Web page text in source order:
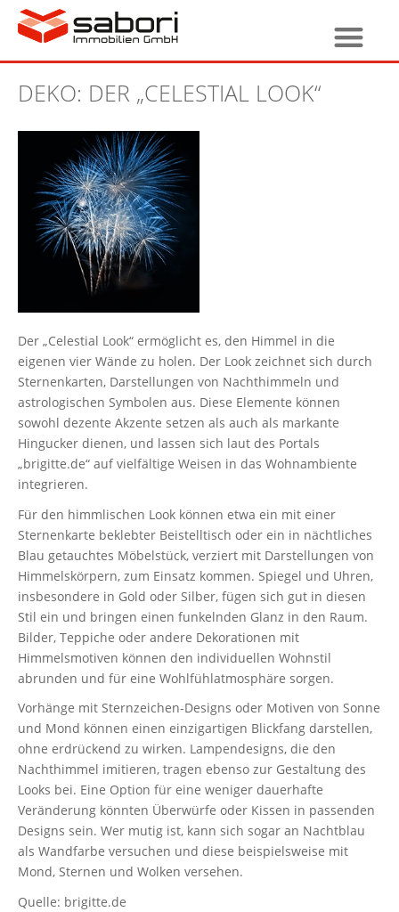
DEKO: DER „CELESTIAL LOOK“
Der „Celestial Look“ ermöglicht es, den Himmel in die
eigenen vier Wände zu holen. Der Look zeichnet sich durch
Sternenkarten, Darstellungen von Nachthimmeln und
astrologischen Symbolen aus. Diese Elemente können
sowohl dezente Akzente setzen als auch als markante
Hingucker dienen, und lassen sich laut des Portals
„brigitte.de“ auf vielfältige Weisen in das Wohnambiente
integrieren.
Für den himmlischen Look können etwa ein mit einer
Sternenkarte beklebter Beistelltisch oder ein in nächtliches
Blau getauchtes Möbelstück, verziert mit Darstellungen von
Himmelskörpern, zum Einsatz kommen. Spiegel und Uhren,
insbesondere in Gold oder Silber, fügen sich gut in diesen
Stil ein und bringen einen funkelnden Glanz in den Raum.
Bilder, Teppiche oder andere Dekorationen mit
Himmelsmotiven können den individuellen Wohnstil
abrunden und für eine Wohlfühlatmosphäre sorgen.
Vorhänge mit Sternzeichen-Designs oder Motiven von Sonne
und Mond können einen einzigartigen Blickfang darstellen,
ohne erdrückend zu wirken. Lampendesigns, die den
Nachthimmel imitieren, tragen ebenso zur Gestaltung des
Looks bei. Eine Option für eine weniger dauerhafte
Veränderung könnten Überwürfe oder Kissen in passenden
Designs sein. Wer mutig ist, kann sich sogar an Nachtblau
als Wandfarbe versuchen und diese beispielsweise mit
Mond, Sternen und Wolken versehen.
Quelle: brigitte.de